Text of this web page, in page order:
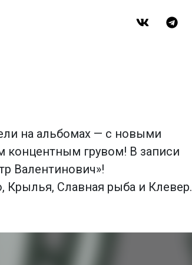
на альбомах — с новыми
грувом! В записи
Валентинович»!
Крылья, Славная рыба и Клевер.